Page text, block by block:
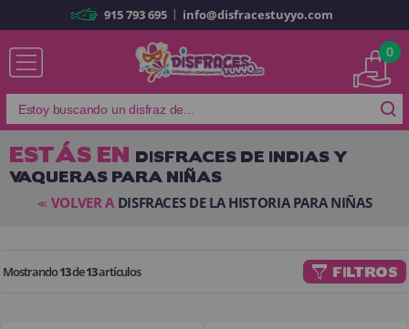
Ya soy cliente
Recordarme ¿Olvidó su contraseña?
915 793 695 | info@disfracestuyyo.com
0
ESTÁS EN DISFRACES DE INDIAS Y
VAQUERAS PARA NIÑAS
<< VOLVER A DISFRACES DE LA HISTORIA PARA NIÑAS
Mostrando13de13artículos FILTROS